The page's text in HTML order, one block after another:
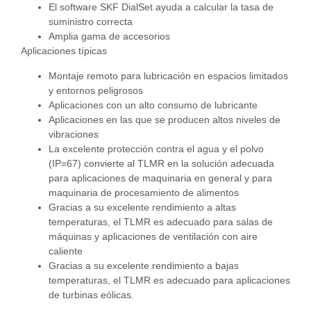
El software SKF DialSet ayuda a calcular la tasa de
suministro correcta
Amplia gama de accesorios
Aplicaciones típicas
Montaje remoto para lubricación en espacios limitados
y entornos peligrosos
Aplicaciones con un alto consumo de lubricante
Aplicaciones en las que se producen altos niveles de
vibraciones
La excelente protección contra el agua y el polvo
(IP=67) convierte al TLMR en la solución adecuada
para aplicaciones de maquinaria en general y para
maquinaria de procesamiento de alimentos
Gracias a su excelente rendimiento a altas
temperaturas, el TLMR es adecuado para salas de
máquinas y aplicaciones de ventilación con aire
caliente
Gracias a su excelente rendimiento a bajas
temperaturas, el TLMR es adecuado para aplicaciones
de turbinas eólicas.